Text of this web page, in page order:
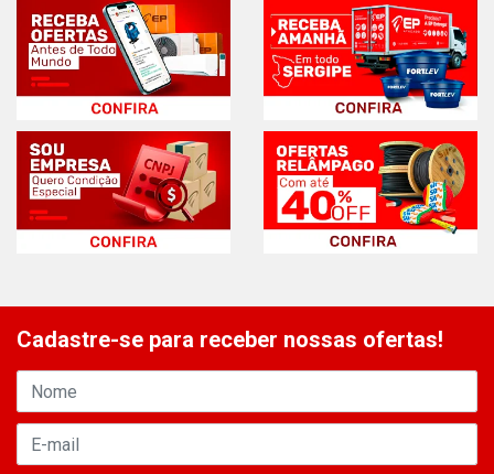
Cadastre-se para receber nossas ofertas!